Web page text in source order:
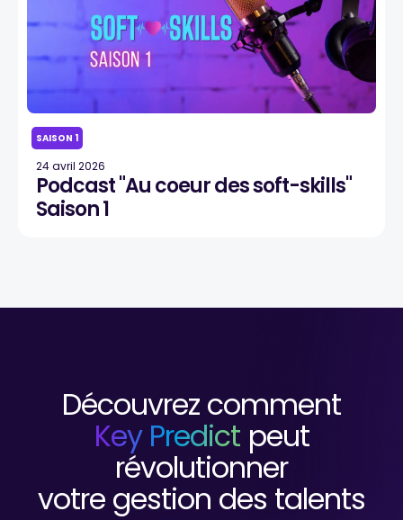
SAISON 1
24 avril 2026
Podcast "Au coeur des soft-skills"
Saison 1
Découvrez comment
Key Predict peut
révolutionner
votre gestion des talents